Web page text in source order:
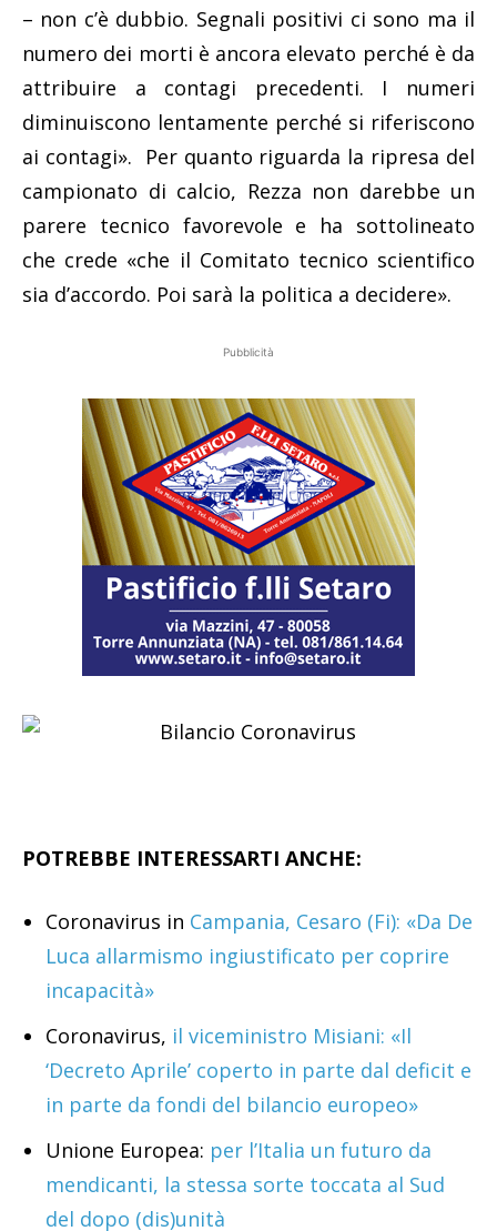
– non c’è dubbio. Segnali positivi ci sono ma il
numero dei morti è ancora elevato perché è da
attribuire a contagi precedenti. I numeri
diminuiscono lentamente perché si riferiscono
ai contagi». Per quanto riguarda la ripresa del
campionato di calcio, Rezza non darebbe un
parere tecnico favorevole e ha sottolineato
che crede «che il Comitato tecnico scientifico
sia d’accordo. Poi sarà la politica a decidere».
Pubblicità
POTREBBE INTERESSARTI ANCHE:
Coronavirus in Campania, Cesaro (Fi): «Da De
Luca allarmismo ingiustificato per coprire
incapacità»
Coronavirus, il viceministro Misiani: «Il
‘Decreto Aprile’ coperto in parte dal deficit e
in parte da fondi del bilancio europeo»
Unione Europea: per l’Italia un futuro da
mendicanti, la stessa sorte toccata al Sud
del dopo (dis)unità